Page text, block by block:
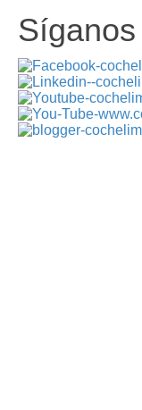
Síganos